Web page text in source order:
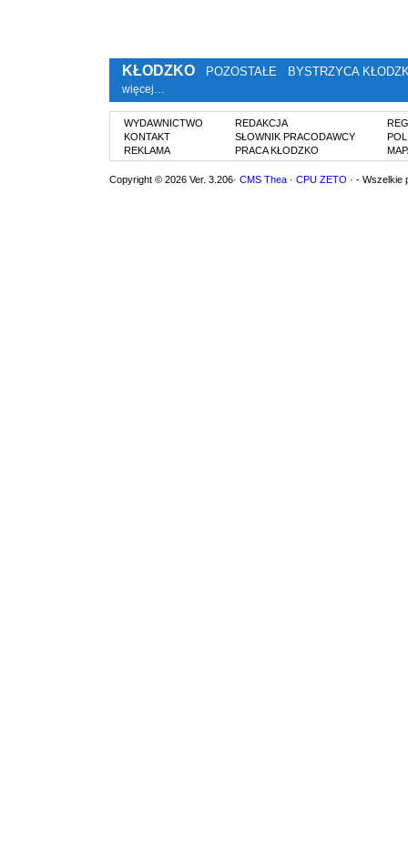
KŁODZKO POZOSTAŁE BYSTRZYCA
więcej…
WYDAWNICTWO
KONTAKT
REKLAMA
REDAKCJA
SŁOWNIK PRACODAWCY
PRACA KŁODZKO
Copyright © 2026 Ver. 3.206· CMS Thea · CPU ZETO · - Wszelkie